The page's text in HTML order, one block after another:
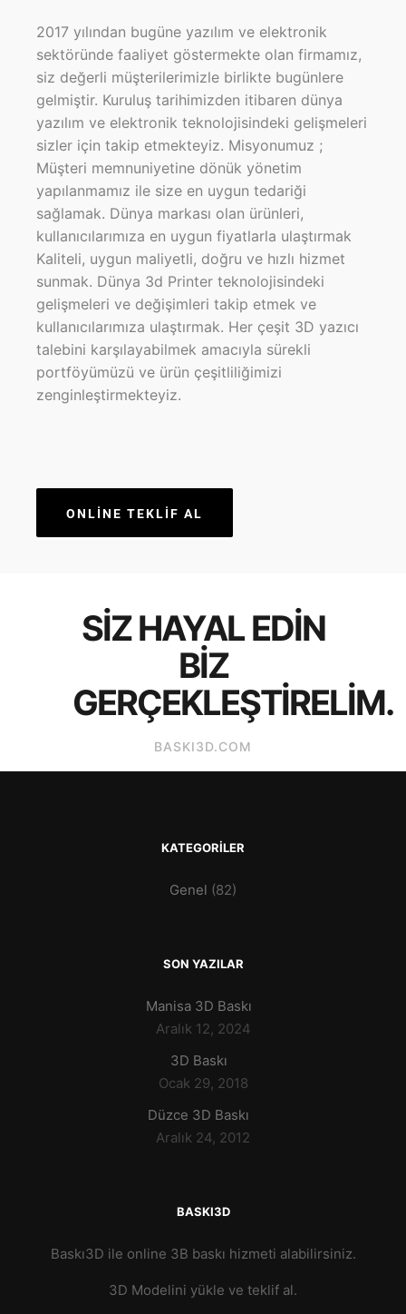
2017 yılından bugüne yazılım ve elektronik
sektöründe faaliyet göstermekte olan firmamız,
siz değerli müşterilerimizle birlikte bugünlere
gelmiştir. Kuruluş tarihimizden itibaren dünya
yazılım ve elektronik teknolojisindeki gelişmeleri
sizler için takip etmekteyiz. Misyonumuz ;
Müşteri memnuniyetine dönük yönetim
yapılanmamız ile size en uygun tedariği
sağlamak. Dünya markası olan ürünleri,
kullanıcılarımıza en uygun fiyatlarla ulaştırmak
Kaliteli, uygun maliyetli, doğru ve hızlı hizmet
sunmak. Dünya 3d Printer teknolojisindeki
gelişmeleri ve değişimleri takip etmek ve
kullanıcılarımıza ulaştırmak. Her çeşit 3D yazıcı
talebini karşılayabilmek amacıyla sürekli
portföyümüzü ve ürün çeşitliliğimizi
zenginleştirmekteyiz.
ONLINE TEKLIF AL
SIZ HAYAL EDIN
BIZ
GERÇEKLEŞTIRELIM.
BASKI3D.COM
KATEGORILER
Genel (82)
SON YAZILAR
Manisa 3D Baskı
Aralık 12, 2024
3D Baskı
Ocak 29, 2018
Düzce 3D Baskı
Aralık 24, 2012
BASKI3D
Baskı3D ile online 3B baskı hizmeti alabilirsiniz.
3D Modelini yükle ve teklif al.